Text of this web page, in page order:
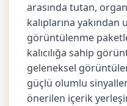
arasında tutan,
kalıplarına yakından
görüntülenme
kalıcılığa sahip
geleneksel
güçlü olumlu
önerilen içerik